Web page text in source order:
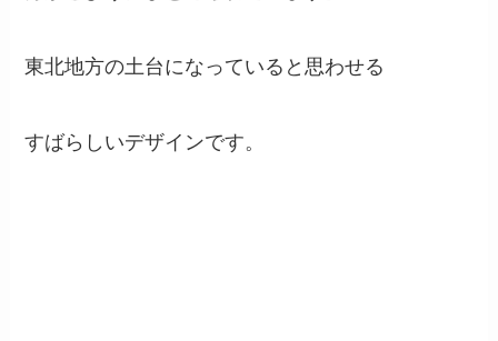
東北地方の土台になっていると思わせる
すばらしいデザインです。